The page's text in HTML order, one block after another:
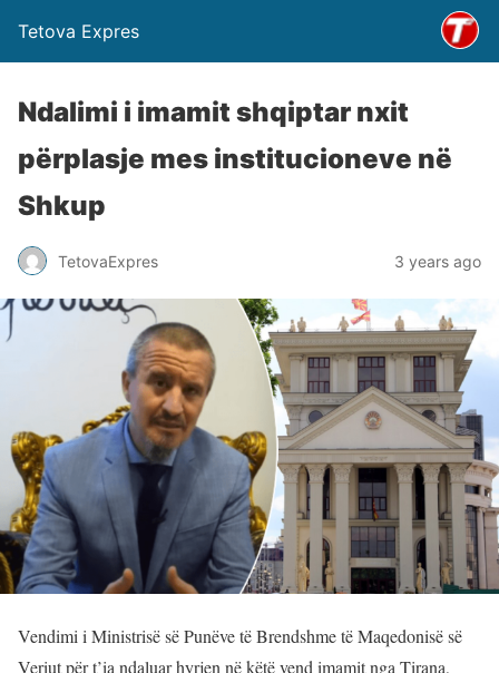
Tetova Expres
Ndalimi i imamit shqiptar nxit
përplasje mes institucioneve në
Shkup
TetovaExpres 3 years ago
Vendimi i Ministrisë së Punëve të Brendshme të Maqedonisë së
Veriut për t’ia ndaluar hyrjen në këtë vend imamit nga Tirana,